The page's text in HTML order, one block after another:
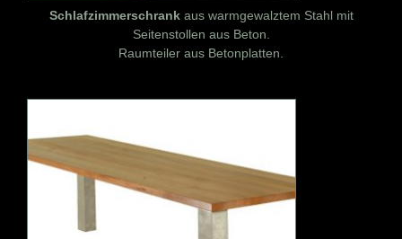
Schlafzimmerschrankaus warmgewalztem Stahl mit
Seitenstollen aus Beton.
Raumteiler aus Betonplatten.